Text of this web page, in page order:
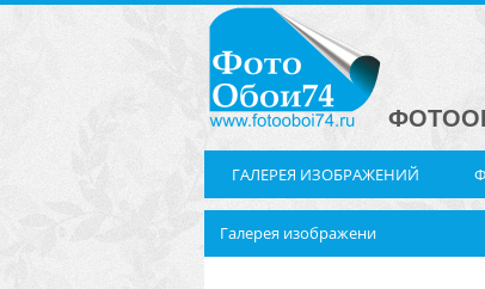
ГАЛЕРЕЯ ИЗОБРАЖЕНИЙ
Галерея изображени